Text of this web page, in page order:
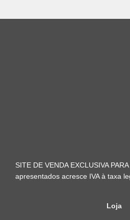
SITE DE VENDA EXCLUSIVA
apresentados acresce IVA à taxa
Loja